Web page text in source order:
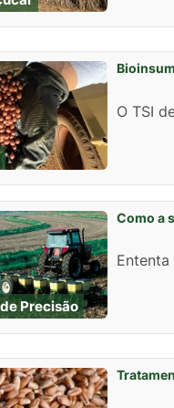
O TSI
Precisão
Como a